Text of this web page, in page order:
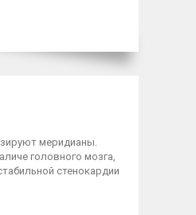
меридианы.
головного мозга,
стенокардии